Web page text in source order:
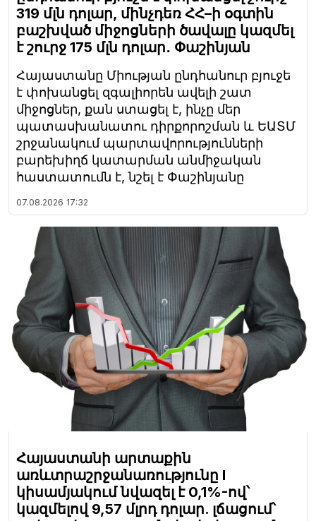
319 մլն դոլար, մինչդեռ ՀՀ–ի օգտին
բաշխված միջոցների ծավալը կազմել
է շուրջ 175 մլն դոլար․ Փաշինյան
Հայաստանը Միության ընդհանուր բյուջե
է փոխանցել զգալիորեն ավելի շատ
միջոցներ, քան ստացել է, ինչը մեր
պատասխանատու դիրքորոշման և ԵԱՏՄ
շրջանակում պարտավորությունների
բարեխիղճ կատարման անմիջական
հաստատումն է, նշել է Փաշինյանը
07.08.2026 17:32
Հայաստանի արտաքին
առևտրաշրջանառությունը I
կիսամյակում նվազել է 0,1%-ով՝
կազմելով 9,57 մլրդ դոլար. լճացում՝